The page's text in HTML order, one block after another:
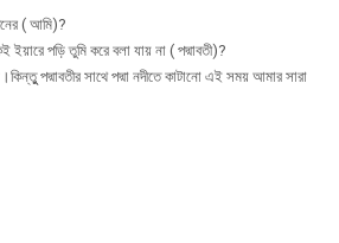
( আমি)?
পড়ি তুমি করে বলা যায় না ( পদ্মাবতী)?
পদ্মাবতীর সাথে পদ্মা নদীতে কাটানো এই সময় আমার সারা